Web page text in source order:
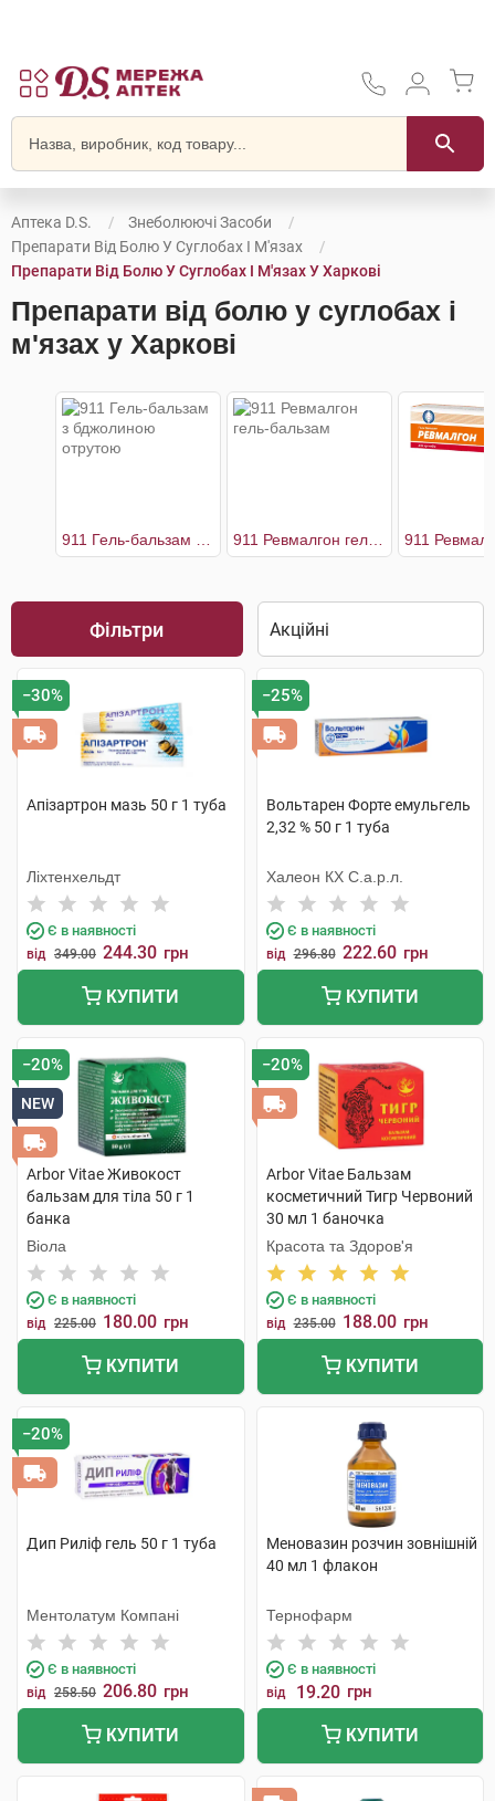
Аптека D.S.
Знеболюючі Засоби
Препарати Від Болю У Суглобах І М'язах
Препарати Від Болю У Суглобах І М'язах У Харкові
Препарати від болю у суглобах і
м'язах у Харкові
Фільтри
−30%
Апізартрон мазь 50 г 1 туба
Ліхтенхельдт
Є в наявності
від 349.00 244.30 грн
КУПИТИ
−25%
Вольтарен Форте емульгель
2,32 % 50 г 1 туба
Халеон КХ С.а.р.л.
Є в наявності
від 296.80 222.60 грн
КУПИТИ
−20%
NEW
Arbor Vitae Живокост
бальзам для тіла 50 г 1
банка
Віола
Є в наявності
від 225.00 180.00 грн
КУПИТИ
−20%
Arbor Vitae Бальзам
косметичний Тигр Червоний
30 мл 1 баночка
Красота та Здоров'я
Є в наявності
від 235.00 188.00 грн
КУПИТИ
−20%
Дип Риліф гель 50 г 1 туба
Ментолатум Компані
Є в наявності
від 258.50 206.80 грн
КУПИТИ
Меновазин розчин зовнішній
40 мл 1 флакон
Тернофарм
Є в наявності
від 19.20 грн
КУПИТИ